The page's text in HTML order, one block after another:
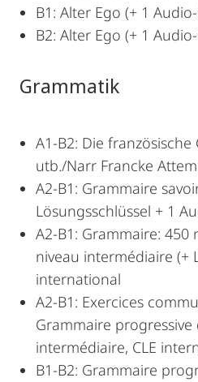
B1: Alter Ego (+ 1
B2: Alter Ego (+ 1
Grammatik
A1-B2: Die französische
utb./Narr Francke
A2-B1: Grammaire
Lösungsschlüssel + 1
A2-B1: Grammaire: 450
niveau intermédiaire (+
international
A2-B1: Exercices
Grammaire progressive
intermédiaire, CLE
B1-B2: Grammaire